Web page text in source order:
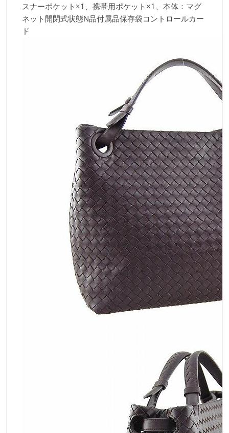
スナーポケット×1、携帯用ポケット×1、本体：マグ
ネット開閉式状態N品付属品保存袋コントロールカー
ド